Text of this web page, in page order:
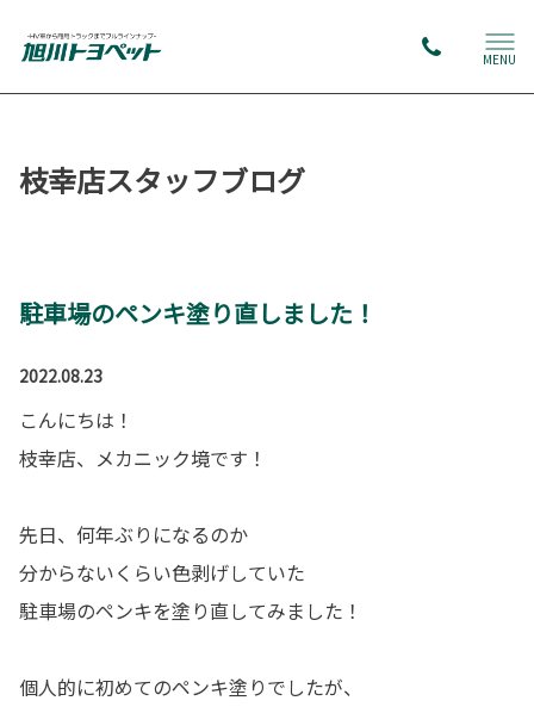
MENU
枝幸店スタッフブログ
駐車場のペンキ塗り直しました！
2022.08.23
こんにちは！
枝幸店、メカニック境です！
先日、何年ぶりになるのか
分からないくらい色剥げしていた
駐車場のペンキを塗り直してみました！
個人的に初めてのペンキ塗りでしたが、